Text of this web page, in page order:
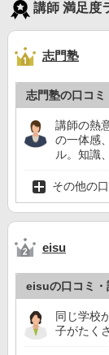
講師 満足度
志門塾
志門塾の口コミ
講師の熱
の一体感
ル。知識
その他の
eisu
eisuの口コミ・
同じ学校
子がたく